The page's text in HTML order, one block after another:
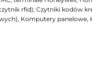
rfid); Czytniki kodów
Komputery panelowe,